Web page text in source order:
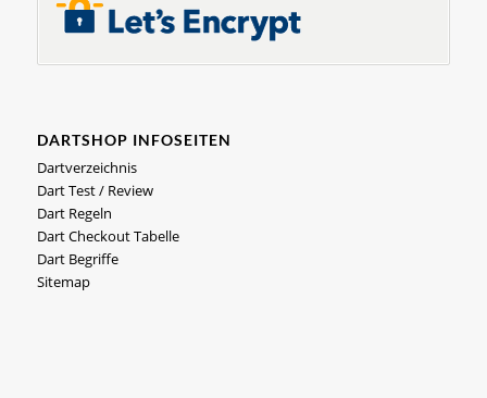
DARTSHOP INFOSEITEN
Dartverzeichnis
Dart Test / Review
Dart Regeln
Dart Checkout Tabelle
Dart Begriffe
Sitemap